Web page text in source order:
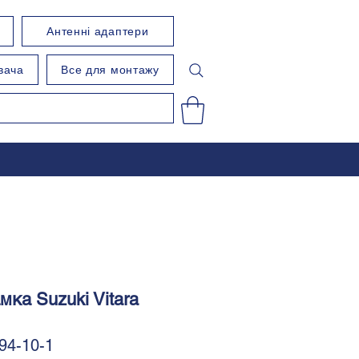
Антенні адаптери
Все для монтажу
Suzuki Vitara
10-1